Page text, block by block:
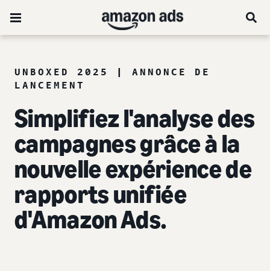
UNBOXED 2025 | ANNONCE DE
LANCEMENT
Simplifiez l'analyse des
campagnes grâce à la
nouvelle expérience de
rapports unifiée
d'Amazon Ads.